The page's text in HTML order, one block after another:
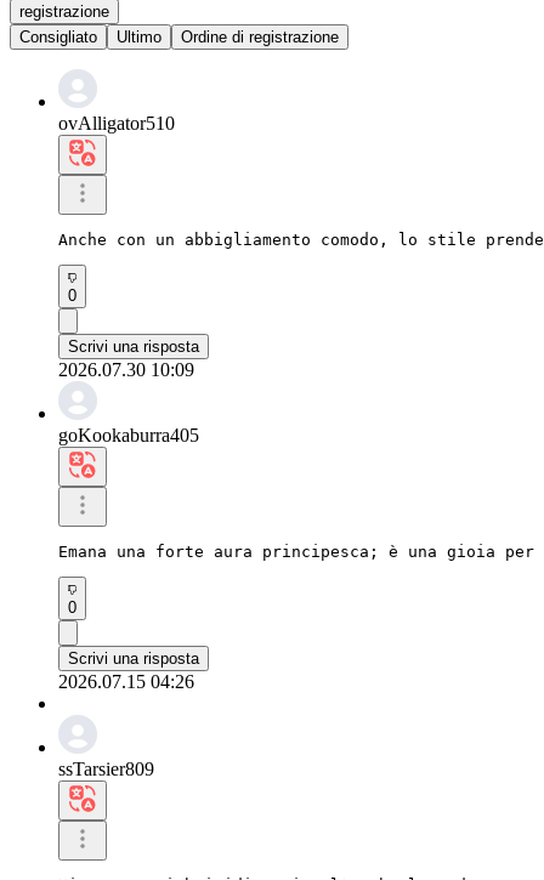
registrazione
Consigliato
Ultimo Ordine di registrazione
ovAlligator510
Anche con un abbigliamento comodo, lo stile
0
Scrivi una risposta
2026.07.30 10:09
goKookaburra405
Emana una forte aura principesca; è una gioia
0
Scrivi una risposta
2026.07.15 04:26
ssTarsier809